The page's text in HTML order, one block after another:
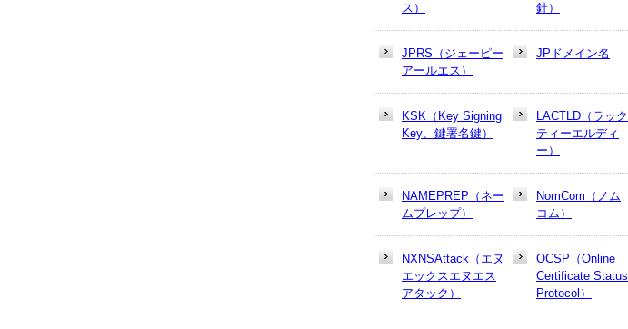
ス）
針）
JPRS（ジェーピー
アールエス）
JPドメイン名
KSK（Key Signing
Key、鍵署名鍵）
LACTLD（ラック
ティーエルディ
ー）
NAMEPREP（ネー
ムプレップ）
NomCom（ノム
コム）
NXNSAttack（エヌ
エックスエヌエス
アタック）
OCSP（Online
Certificate Status
Protocol）